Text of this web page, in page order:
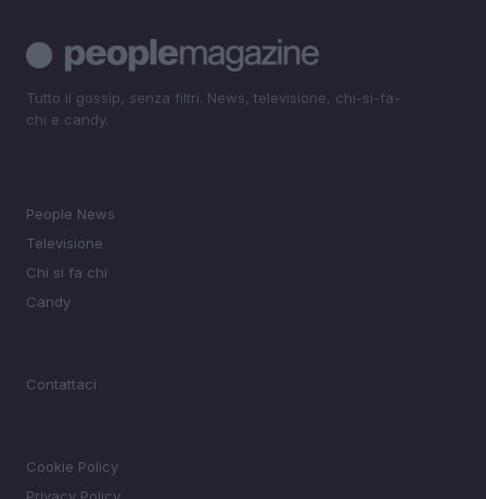
Tutto il gossip, senza filtri. News, televisione, chi-si-fa-
chi e candy.
People News
Televisione
Chi si fa chi
Candy
Contattaci
Cookie Policy